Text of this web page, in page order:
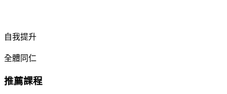
自我提升
全體同仁
推薦課程